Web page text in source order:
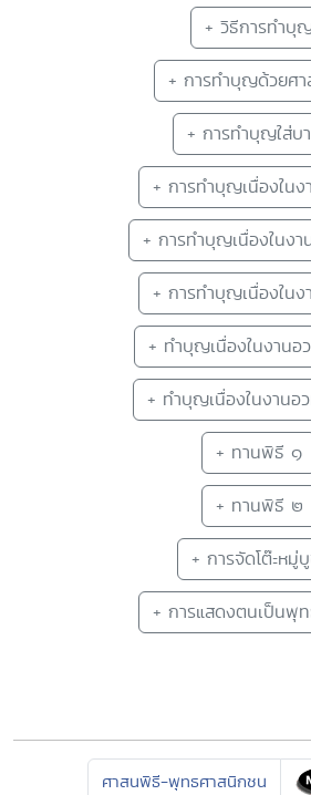
+ วิธีการทำบุ
+ การทำบุญด้วยศ
+ การทำบุญใส่บ
+ การทำบุญเนื่องใน
+ การทำบุญเนื่องในง
+ การทำบุญเนื่องใน
+ ทำบุญเนื่องในงานอ
+ ทำบุญเนื่องในงานอ
+ ทานพิธี ๑
+ ทานพิธี ๒
+ การจัดโต๊ะหมู่
+ การแสดงตนเป็นพุ
ศาสนพิธี-พุทธศาสนิกชน